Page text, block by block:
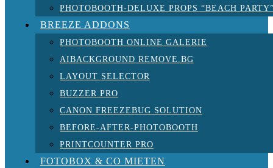
PHOTOBOOTH-DELUXE PROPS “BEACH
BREEZE ADDONS
PHOTOBOOTH ONLINE GALERIE
AIBACKGROUND REMOVE.BG
LAYOUT SELECTOR
BUZZER PRO
CANON FREEZEBUG SOLUTION
BEFORE-AFTER-PHOTOBOOTH
PRINTCOUNTER PRO
FOTOBOX & CO MIETEN